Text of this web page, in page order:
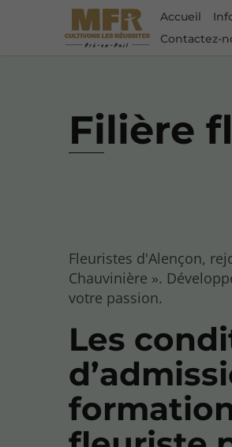
Accueil
Contactez-
Filière
Fleuristes d'Alençon,
Chauvinière ».
votre passion.
Les